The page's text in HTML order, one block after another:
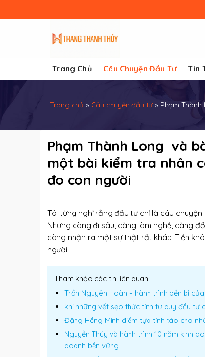
to
Trang Chủ Câu Chuyện Đầu Tư Tin
Trang chủ » Câu chuyện đầu tư » Phạm
Phạm Thành Long và
một bài kiểm tra nhân
đo con người
Tôi từng nghĩ rằng đầu tư chỉ là câu
Nhưng càng đi sâu, càng làm nghề, càng
càng nhận ra một sự thật rất khác. Tiền
người.
Tham khảo các tin liên quan:
Trần Nguyên Hoàn – hành trình bền bỉ
khi những vết sẹo thức tỉnh tư duy đầu tư
Đặng Hồng Minh điểm tựa tỉnh táo cho
Nguyễn Thúy và hành trình 10 năm kinh
doanh bền vững